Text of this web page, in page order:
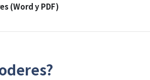
(Word y PDF)